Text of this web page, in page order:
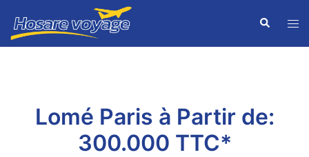
Lomé Paris à Partir de:
300.000 TTC*